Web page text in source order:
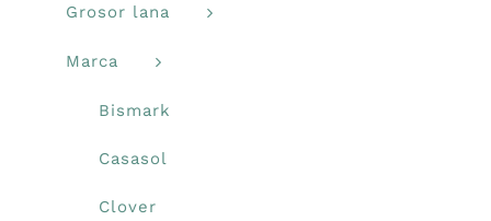
Amigurumis
Grosor lana
Marca
Bismark
Casasol
Clover